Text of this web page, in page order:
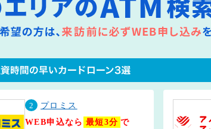
2
プロミス
WEB申込なら 最短3分 で